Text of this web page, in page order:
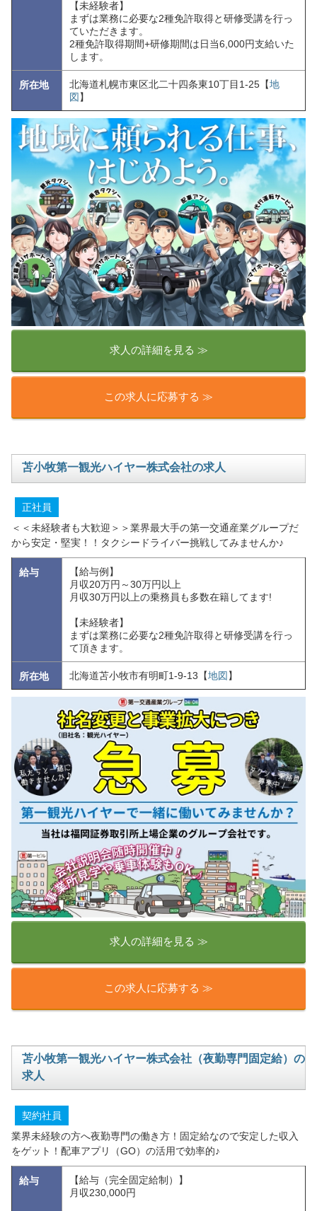
【未経験者】
まずは業務に必要な2種免許取得と研修受講を行っ
ていただきます。
2種免許取得期間+研修期間は日当6,000円支給いた
します。
所在地 北海道札幌市東区北二十四条東10丁目1-25【地
図 】
求人の詳細を見る ≫
この求人に応募する ≫
苫小牧第一観光ハイヤー株式会社の求人
正社員
＜＜未経験者も大歓迎＞＞業界最大手の第一交通産業グループだ
から安定・堅実！！タクシードライバー挑戦してみませんか♪
給与
【給与例】
月収20万円～30万円以上
月収30万円以上の乗務員も多数在籍してます!
【未経験者】
まずは業務に必要な2種免許取得と研修受講を行っ
て頂きます。
所在地 北海道苫小牧市有明町1-9-13【地図】
求人の詳細を見る ≫
この求人に応募する ≫
苫小牧第一観光ハイヤー株式会社（夜勤専門固定給）の
求人
契約社員
業界未経験の方へ夜勤専門の働き方！固定給なので安定した収入
をゲット！配車アプリ（GO）の活用で効率的♪
給与
【給与（完全固定給制）】
月収230,000円